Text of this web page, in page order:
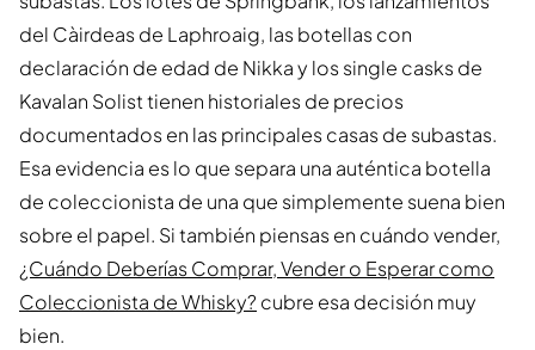
del Càirdeas de Laphroaig, las botellas con
declaración de edad de Nikka y los single casks de
Kavalan Solist tienen historiales de precios
documentados en las principales casas de subastas.
Esa evidencia es lo que separa una auténtica botella
de coleccionista de una que simplemente suena bien
sobre el papel. Si también piensas en cuándo vender,
¿Cuándo Deberías Comprar, Vender o Esperar como
Coleccionista de Whisky? cubre esa decisión muy
bien.